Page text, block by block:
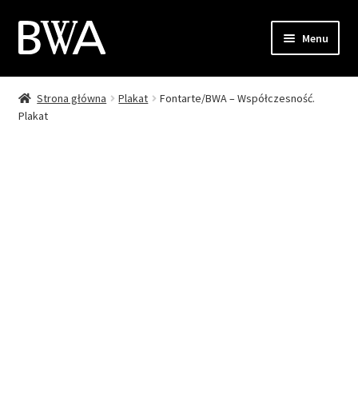
Przejdź
do
Przejdź
do
Menu
SklepStrona główna Plakat
Fontarte/BWA – Współczesność.
Plakat